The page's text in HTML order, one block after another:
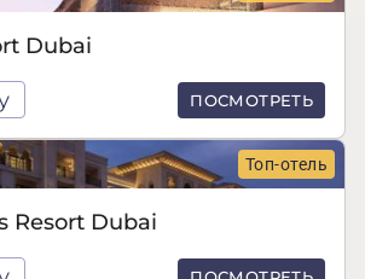
Dubai
ПОСМОТРЕТЬ
Топ-отель
Resort Dubai